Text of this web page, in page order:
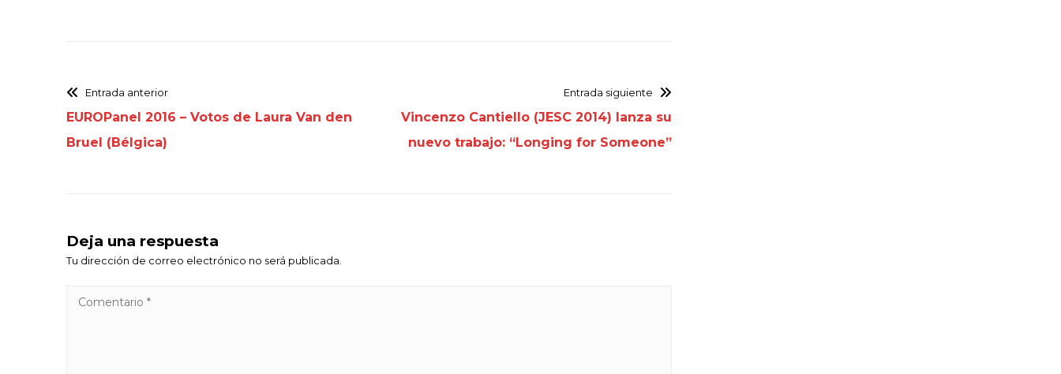
Entrada anterior
EUROPanel 2016 – Votos de Laura Van den
Bruel (Bélgica)
Entrada siguiente
Vincenzo Cantiello (JESC 2014) lanza su
nuevo trabajo: “Longing for Someone”
Deja una respuesta
Tu dirección de correo electrónico no será publicada.